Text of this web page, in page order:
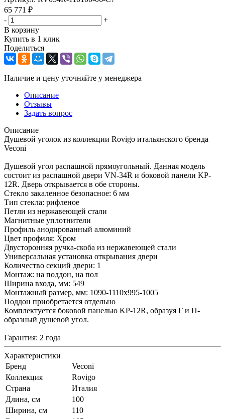
65 771 ₽
-
+
В корзину
Купить в 1 клик
Поделиться
Наличие и цену уточняйте у менеджера
Описание
Отзывы
Задать вопрос
Описание
Душевой уголок из коллекции Rovigo итальянского бренда
Veconi
Душевой угол распашной прямоугольный. Данная модель
состоит из распашной двери VN-34R и боковой панели KP-
12R. Дверь открывается в обе стороны.
Стекло закаленное безопасное: 6 мм
Тип стекла: рифленое
Петли из нержавеющей стали
Магнитные уплотнители
Профиль анодированный алюминий
Цвет профиля: Хром
Двусторонняя ручка-скоба из нержавеющей стали
Универсальная установка открывания двери
Количество секций двери: 1
Монтаж: на поддон, на пол
Ширина входа, мм: 549
Монтажный размер, мм: 1090-1110x995-1005
Поддон приобретается отдельно
Комплектуется боковой панелью KP-12R, образуя Г и П-
образный душевой угол.
Гарантия: 2 года
Характеристики
Бренд
Veconi
Коллекция
Rovigo
Страна
Италия
Длина, см
100
Ширина, см
110